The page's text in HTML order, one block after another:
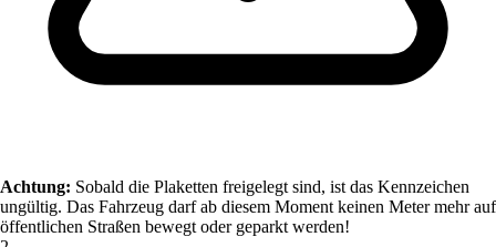
Achtung: Sobald die Plaketten freigelegt sind, ist das Kennzeichen
ungültig. Das Fahrzeug darf ab diesem Moment keinen Meter mehr auf
öffentlichen Straßen bewegt oder geparkt werden!